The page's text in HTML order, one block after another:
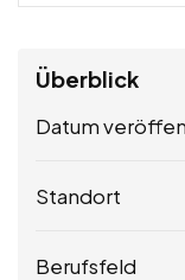
Überblick
Datum
Standort
Berufsfeld